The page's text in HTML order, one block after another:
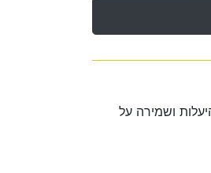
ושמירה על